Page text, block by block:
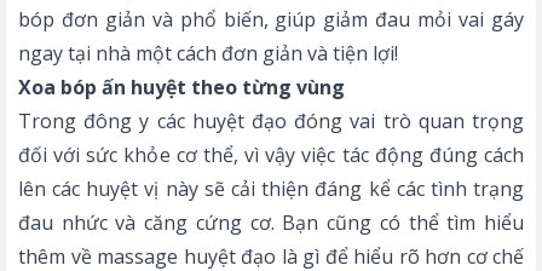
bóp đơn giản và phổ biến, giúp giảm đau mỏi vai gáy
ngay tại nhà một cách đơn giản và tiện lợi!
Xoa bóp ấn huyệt theo từng vùng
Trong đông y các huyệt đạo đóng vai trò quan trọng
đối với sức khỏe cơ thể, vì vậy việc tác động đúng cách
lên các huyệt vị này sẽ cải thiện đáng kể các tình trạng
đau nhức và căng cứng cơ. Bạn cũng có thể tìm hiểu
thêm về massage huyệt đạo là gì để hiểu rõ hơn cơ chế